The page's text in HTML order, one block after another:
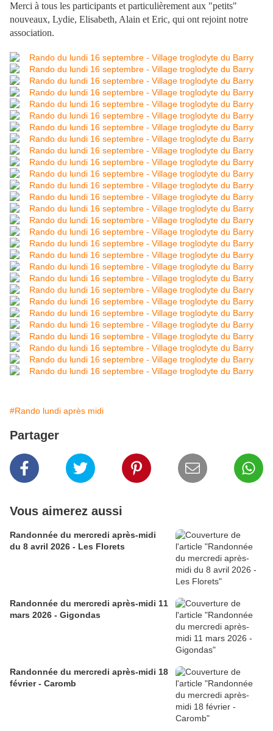
Merci à tous les participants et particulièrement aux "petits"
nouveaux, Lydie, Elisabeth, Alain et Eric, qui ont rejoint notre
association.
#Rando lundi après midi
Partager
Vous aimerez aussi
Randonnée du mercredi après-midi
du 8 avril 2026 - Les Florets
Randonnée du mercredi après-midi 11
mars 2026 - Gigondas
Randonnée du mercredi après-midi 18
février - Caromb